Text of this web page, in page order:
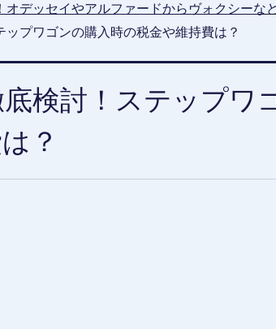
オデッセイやアルファードからヴォクシーな
ップワゴンの購入時の税金や維持費は？
底検討！ステップワ
？